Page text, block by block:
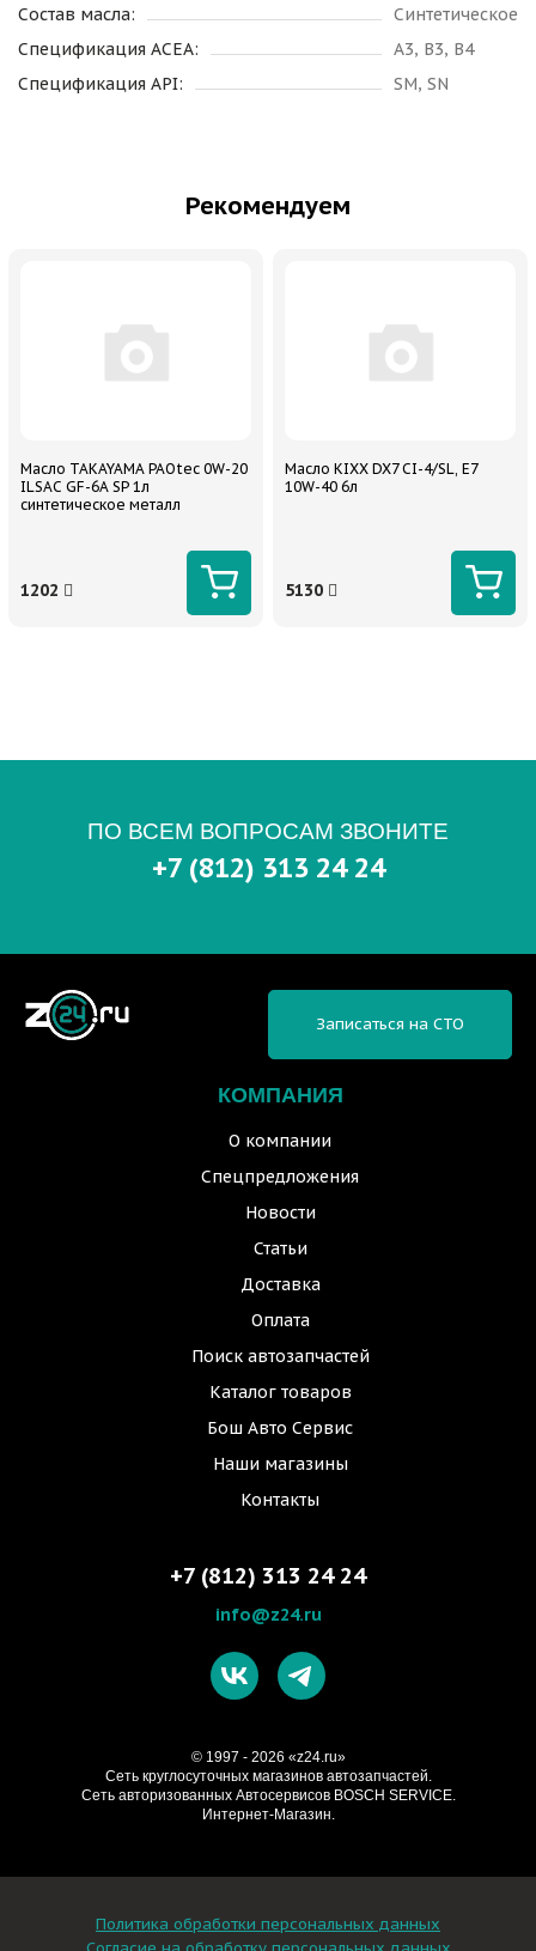
Состав масла:
Синтетическое
Спецификация ACEA:
A3, B3, B4
Спецификация API:
SM, SN
Рекомендуем
Масло TAKAYAMA PAOtec 0W-20
ILSAC GF-6A SP 1л
синтетическое металл
1202
Масло KIXX DX7 CI-4/SL, E7
10W-40 6л
5130
ПО ВСЕМ ВОПРОСАМ ЗВОНИТЕ
+7 (812) 313 24 24
КОМПАНИЯ
О компании
Спецпредложения
Новости
Статьи
Доставка
Оплата
Поиск автозапчастей
Каталог товаров
Бош Авто Сервис
Наши магазины
Контакты
Записаться на СТО
+7 (812) 313 24 24
info@z24.ru
© 1997 - 2026 «z24.ru»
Cеть круглосуточных магазинов автозапчастей.
Сеть авторизованных Автосервисов BOSCH SERVICE.
Интернет-Магазин.
Политика обработки персональных данных